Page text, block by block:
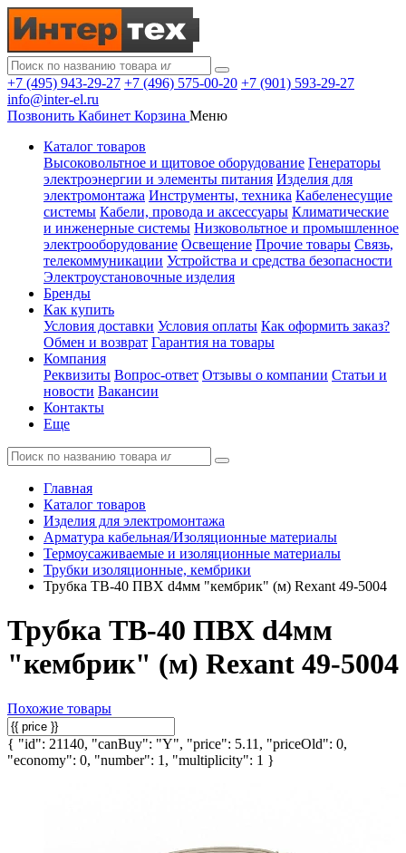
+7 (495) 943-29-27 +7 (496) 575-00-20 +7 (901) 593-29-27
info@inter-el.ru
Позвонить Кабинет Корзина Меню
Каталог товаров
Высоковольтное и щитовое оборудование Генераторы
электроэнергии и элементы питания Изделия для
электромонтажа Инструменты, техника Кабеленесущие
системы Кабели, провода и аксессуары Климатические
и инженерные системы Низковольтное и промышленное
электрооборудование Освещение Прочие товары Связь,
телекоммуникации Устройства и средства безопасности
Электроустановочные изделия
Бренды
Как купить
Условия доставки Условия оплаты Как оформить заказ?
Обмен и возврат Гарантия на товары
Компания
Реквизиты Вопрос-ответ Отзывы о компании Статьи и
новости Вакансии
Контакты
Еще
Главная
Каталог товаров
Изделия для электромонтажа
Арматура кабельная/Изоляционные материалы
Термоусаживаемые и изоляционные материалы
Трубки изоляционные, кембрики
Трубка ТВ-40 ПВХ d4мм "кембрик" (м) Rexant 49-5004
Трубка ТВ-40 ПВХ d4мм
"кембрик" (м) Rexant 49-5004
Похожие товары
{ "id": 21140, "canBuy": "Y", "price": 5.11, "priceOld": 0,
"economy": 0, "number": 1, "multiplicity": 1 }